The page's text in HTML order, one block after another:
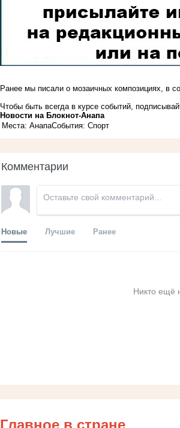
Ранее мы писали о мозаичных композициях, в
Чтобы быть всегда в курсе событий,
Новости на Блoкнoт-Анапа
Места: АнапаСобытия: Спорт
Комментарии
Новые Лучшие Ранее
Никто ещё
Главное в стране